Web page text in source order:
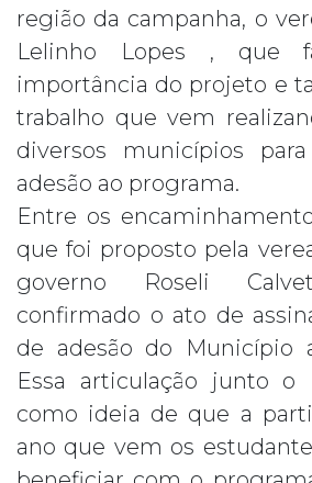
região da campanha, o
Lelinho Lopes , que
importância do projeto e
trabalho que vem
diversos municípios
adesão ao programa.
Entre os
que foi proposto pela
governo Roseli
confirmado o ato de
de adesão do Município
Essa articulação junto o
como ideia de que a
ano que vem os